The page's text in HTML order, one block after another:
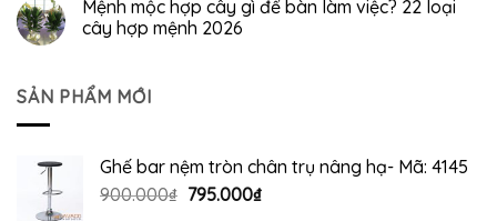
Mệnh mộc hợp cây gì để bàn làm việc? 22 loại
cây hợp mệnh 2026
SẢN PHẨM MỚI
Ghế bar nệm tròn chân trụ nâng hạ- Mã: 4145
900.000₫ Giá
795.000₫Giá